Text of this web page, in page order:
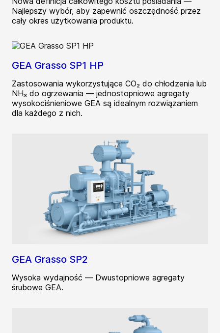
Najlepszy wybór, aby zapewnić oszczędność przez
cały okres użytkowania produktu.
GEA Grasso SP1 HP
Zastosowania wykorzystujące CO₂ do chłodzenia lub
NH₃ do ogrzewania — jednostopniowe agregaty
wysokociśnieniowe GEA są idealnym rozwiązaniem
dla każdego z nich.
GEA Grasso SP2
Wysoka wydajność — Dwustopniowe agregaty
śrubowe GEA.